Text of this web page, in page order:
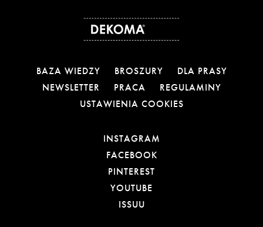
BAZA WIEDZY BROSZURY
DLA PRASY
NEWSLETTER
PRACA
REGULAMINY
USTAWIENIA COOKIES
INSTAGRAM
FACEBOOKOTWIERA LINK W
PINTEREST
YOUTUBE
ISSUUOTWIERA LINK W NOWEJ